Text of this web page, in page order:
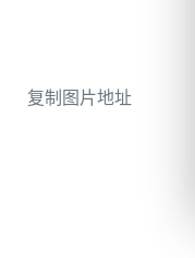
复制图片地址